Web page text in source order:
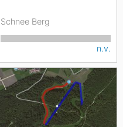
Schnee Berg
n.v.